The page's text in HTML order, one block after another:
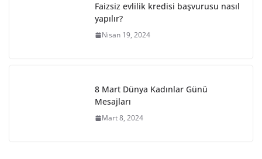
Faizsiz evlilik kredisi başvurusu nasıl
yapılır?
Nisan 19, 2024
8 Mart Dünya Kadınlar Günü
Mesajları
Mart 8, 2024